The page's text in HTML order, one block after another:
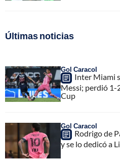
Últimas noticias
Gol Caracol
Inter Miami
Messi; perdió 1-
Cup
Gol Caracol
Rodrigo de
y se lo dedicó a